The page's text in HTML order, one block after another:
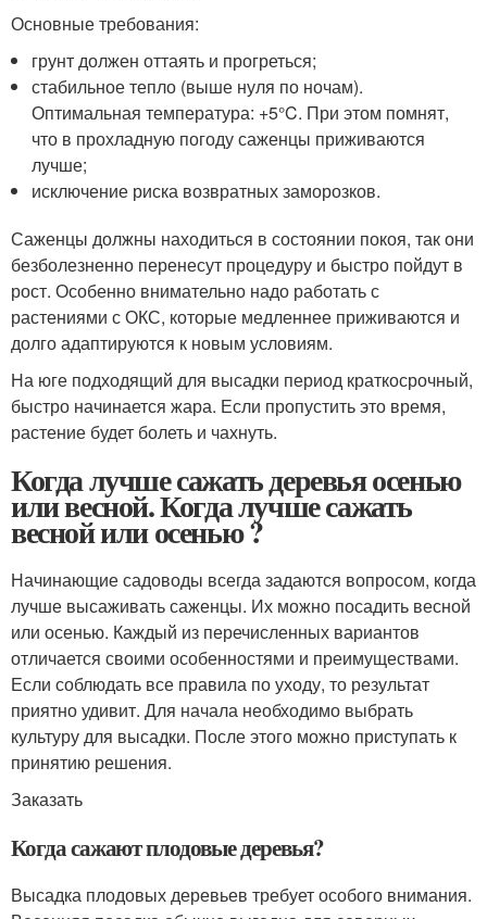
Основные требования:
грунт должен оттаять и прогреться;
стабильное тепло (выше нуля по ночам).
Оптимальная температура: +5°C. При этом помнят,
что в прохладную погоду саженцы приживаются
лучше;
исключение риска возвратных заморозков.
Саженцы должны находиться в состоянии покоя, так они
безболезненно перенесут процедуру и быстро пойдут в
рост. Особенно внимательно надо работать с
растениями с ОКС, которые медленнее приживаются и
долго адаптируются к новым условиям.
На юге подходящий для высадки период краткосрочный,
быстро начинается жара. Если пропустить это время,
растение будет болеть и чахнуть.
Когда лучше сажать деревья осенью
или весной. Когда лучше сажать
весной или осенью ?
Начинающие садоводы всегда задаются вопросом, когда
лучше высаживать саженцы. Их можно посадить весной
или осенью. Каждый из перечисленных вариантов
отличается своими особенностями и преимуществами.
Если соблюдать все правила по уходу, то результат
приятно удивит. Для начала необходимо выбрать
культуру для высадки. После этого можно приступать к
принятию решения.
Заказать
Когда сажают плодовые деревья?
Высадка плодовых деревьев требует особого внимания.